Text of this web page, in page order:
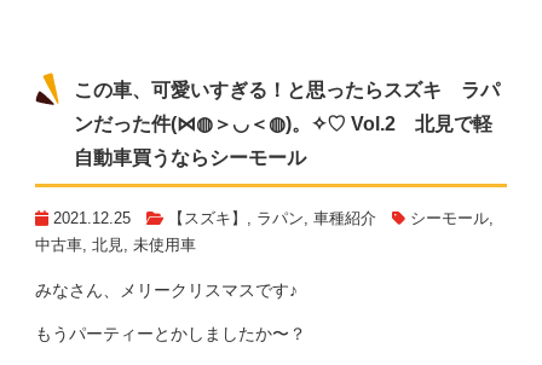
この車、可愛いすぎる！と思ったらスズキ ラパ
ンだった件(⋈◍＞◡＜◍)。✧♡ Vol.2 北見で軽
自動車買うならシーモール
2021.12.25 【スズキ】 ラパン 車種紹介 シーモール
中古車 北見 未使用車
みなさん、メリークリスマスです♪
もうパーティーとかしましたか〜？